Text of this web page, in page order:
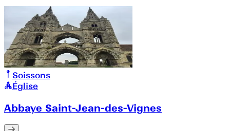
Soissons
Église
Abbaye Saint-Jean-des-Vignes